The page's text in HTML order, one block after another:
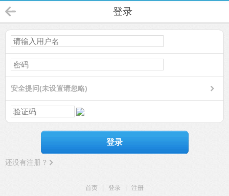
登录
安全提问(未设置请忽略)
登录
还没有注册？
首页 登录
注册